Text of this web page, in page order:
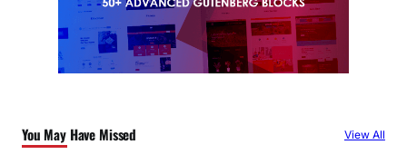
You May Have Missed View All